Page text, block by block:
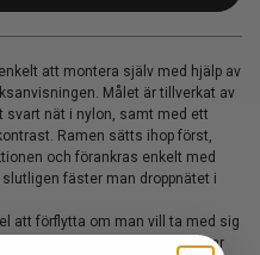
att montera själv med hjälp av
Målet är tillverkat av
nät i nylon, samt med ett
Ramen sätts ihop först,
och förankras enkelt med
fäster man droppnätet i
att förflytta om man vill ta med sig
eller på gatan. Målet fungerar